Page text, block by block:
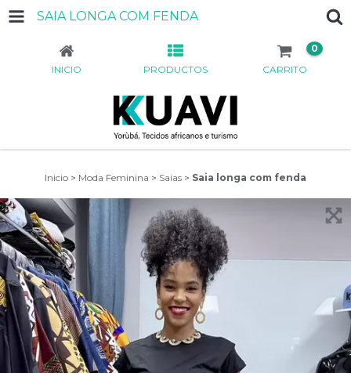
SAIA LONGA COM FENDA
INICIO PRODUCTOS CARRITO
0
Inicio > Moda Feminina > Saias > Saia longa com fenda